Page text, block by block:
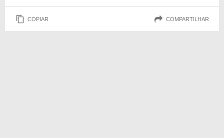
COPIAR COMPARTILHAR